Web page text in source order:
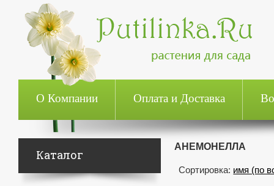
О Компании Оплата и Доставка
АНЕМОНЕЛЛА
Сортировка: имя (по
Каталог